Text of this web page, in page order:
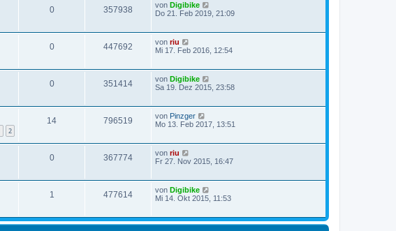
0 357938 von Digibike
Do 21. Feb 2019, 21:09
0 447692 von riu
Mi 17. Feb 2016, 12:54
0 351414 von Digibike
Sa 19. Dez 2015, 23:58
2
14 796519 von Pinzger
Mo 13. Feb 2017, 13:51
0 367774 von riu
Fr 27. Nov 2015, 16:47
1 477614 von Digibike
Mi 14. Okt 2015, 11:53